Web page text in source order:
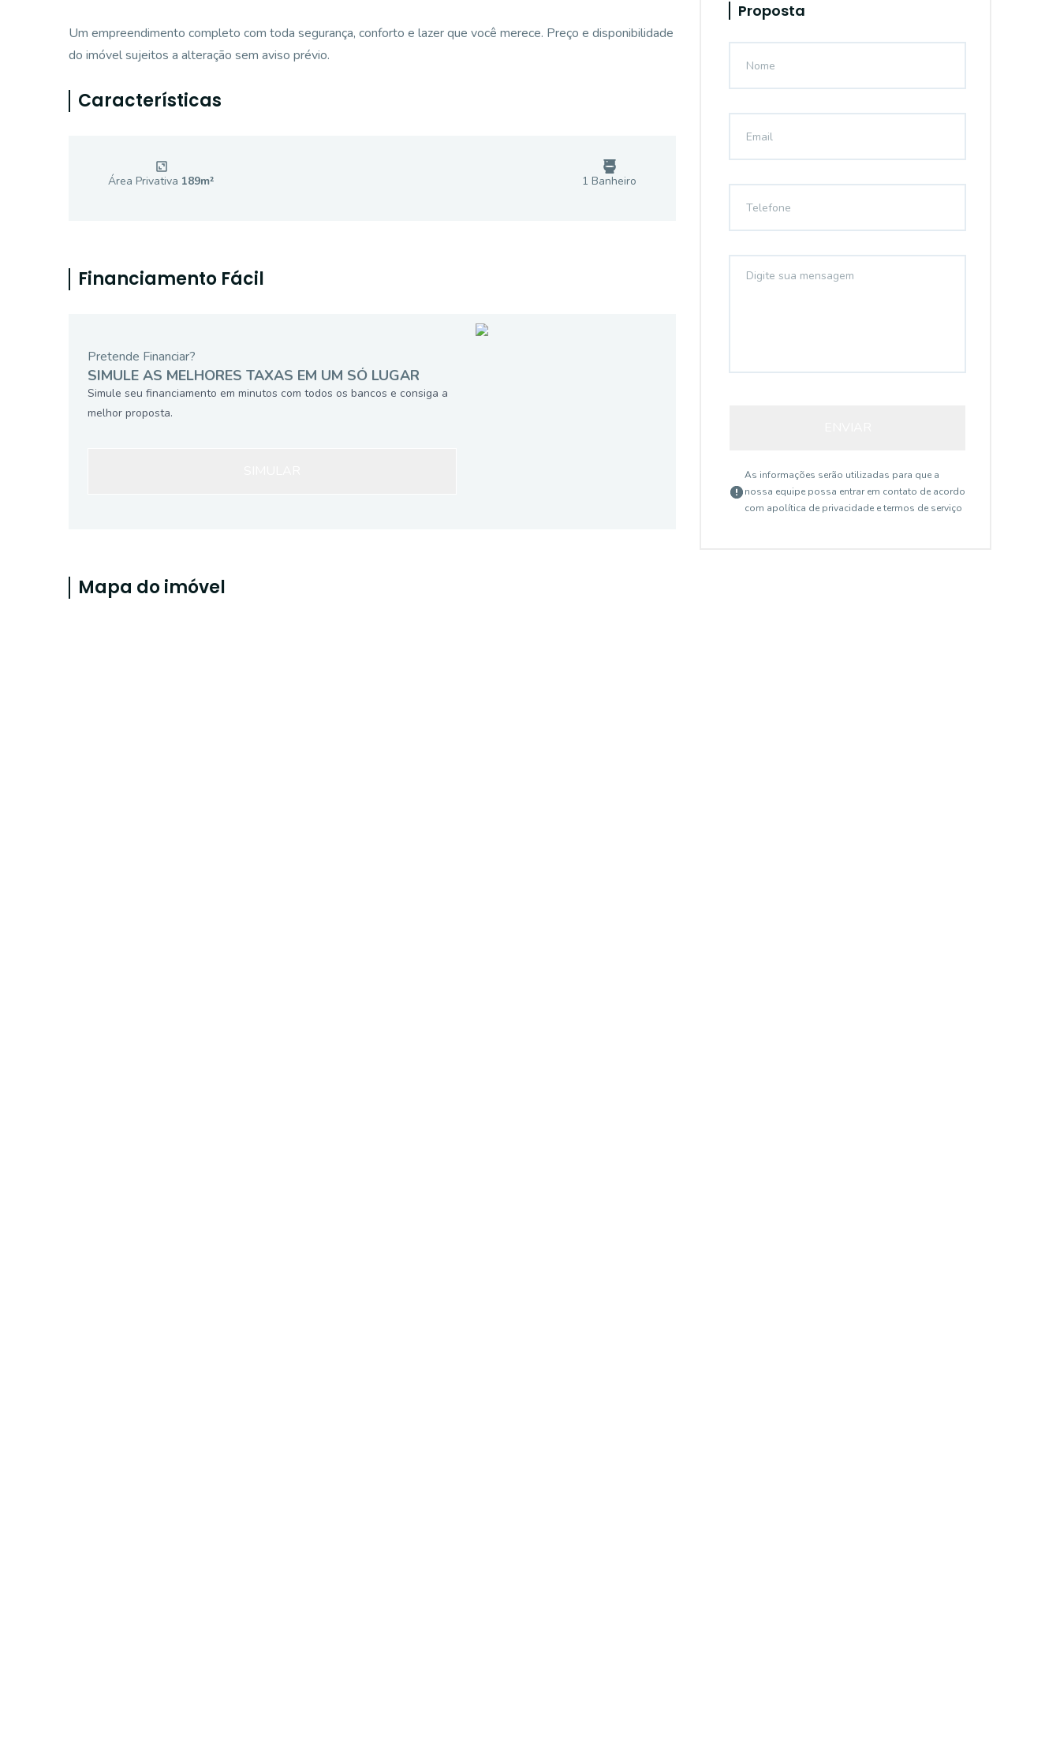
Um empreendimento completo com toda segurança, conforto e lazer que você merece. Preço e disponibilidade
do imóvel sujeitos a alteração sem aviso prévio.
Características
Área Privativa 189m² 1 Banheiro
Financiamento Fácil
Pretende Financiar?
SIMULE AS MELHORES TAXAS EM UM SÓ LUGAR
Simule seu financiamento em minutos com todos os bancos e consiga a
melhor proposta.
Mapa do imóvel
Proposta
As informações serão utilizadas para que a
nossa equipe possa entrar em contato de acordo
com apolítica de privacidade e termos de serviço